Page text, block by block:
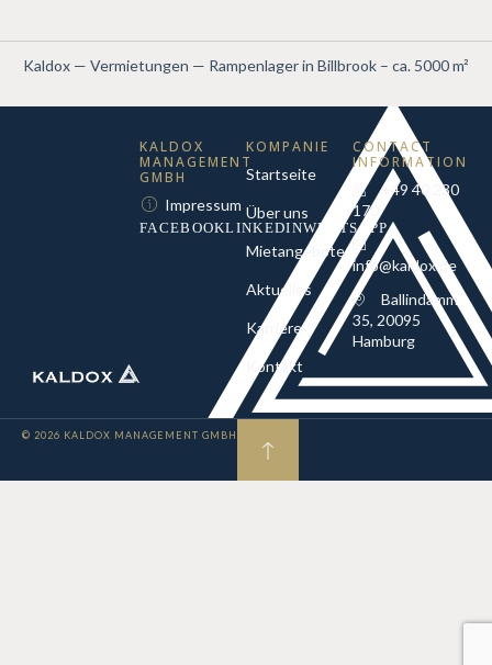
Kaldox — Vermietungen — Rampenlager in Billbrook – ca. 5000 m²
KALDOX
MANAGEMENT
GMBH
Impressum
FACEBOOKLINKEDINWHATSAPP
KOMPANIE
Startseite
Über uns
Mietangebote
Aktuelles
Karriere
Kontakt
CONTACT
INFORMATION
+49 40 230
170
info@kaldox.de
Ballindamm
35, 20095
Hamburg
© 2026 KALDOX MANAGEMENT GMBH